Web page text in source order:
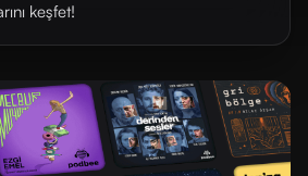
⁠⁠keşfet⁠⁠!